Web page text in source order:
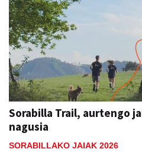
Sorabilla Trail, aurtengo
nagusia
SORABILLAKO JAIAK 2026